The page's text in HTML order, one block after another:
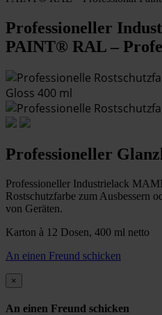
Professioneller
PAINT® RAL –
Professioneller
Professioneller Industrielack
Rostschutzfarbe zum Ausbessern
von Geräten.
Karton à 12 Dosen, 400 ml netto
An einen Freund schicken
×
An einen Freund schicken